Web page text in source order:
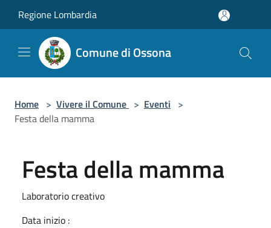
Regione Lombardia
Comune di Ossona
Home > Vivere il Comune > Eventi >
Festa della mamma
Festa della mamma
Laboratorio creativo
Data inizio :